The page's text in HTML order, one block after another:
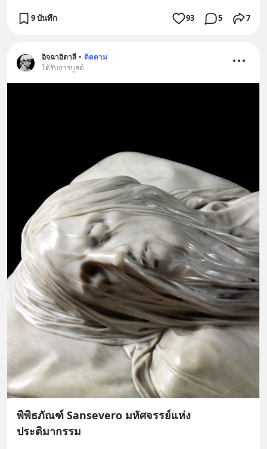
9 บันทึก 93 5 7
อิจฉาอิตาลี • ติดตาม
ได้รับการบูสต์
พิพิธภัณฑ์ Sansevero มหัศจรรย์แห่ง
ประติมากรรม